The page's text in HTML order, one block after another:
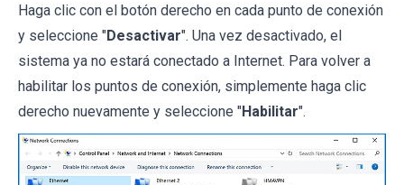
Haga clic con el botón derecho en cada punto de conexión
y seleccione "Desactivar". Una vez desactivado, el
sistema ya no estará conectado a Internet. Para volver a
habilitar los puntos de conexión, simplemente haga clic
derecho nuevamente y seleccione "Habilitar".